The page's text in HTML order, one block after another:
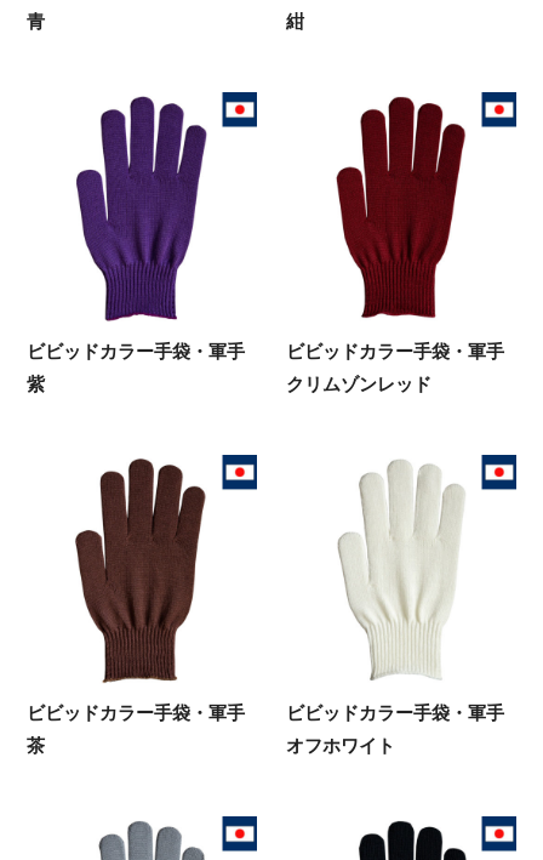
青 紺
ビビッドカラー手袋・軍手
紫
ビビッドカラー手袋・軍手
クリムゾンレッド
ビビッドカラー手袋・軍手
茶
ビビッドカラー手袋・軍手
オフホワイト